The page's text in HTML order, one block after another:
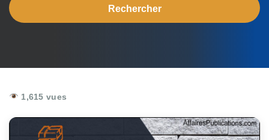
1,615 vues